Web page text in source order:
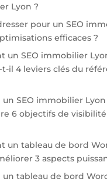
Lyon ?
pour un SEO
efficaces ?
un SEO immobilier
il 4 leviers clés du
un SEO immobilier
6 objectifs de
un tableau de bord
3 aspects
un tableau de bord